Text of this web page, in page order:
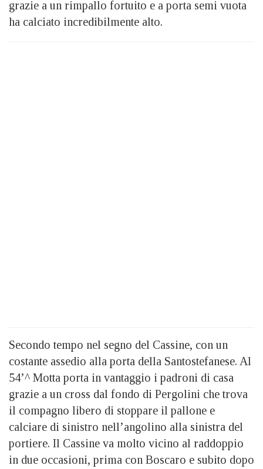
grazie a un rimpallo fortuito e a porta semi vuota
ha calciato incredibilmente alto.
Secondo tempo nel segno del Cassine, con un
costante assedio alla porta della Santostefanese. Al
54’^ Motta porta in vantaggio i padroni di casa
grazie a un cross dal fondo di Pergolini che trova
il compagno libero di stoppare il pallone e
calciare di sinistro nell’angolino alla sinistra del
portiere. Il Cassine va molto vicino al raddoppio
in due occasioni, prima con Boscaro e subito dopo